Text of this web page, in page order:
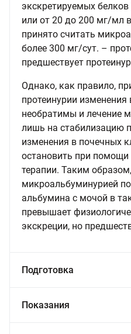
экскретируемых
или от 20 до 200 мг/мл
принято считать
более 300 мг/сут. –
предшествует
Однако, как правило,
протеинурии изменения
необратимы и лечение
лишь на стабилизацию
изменения в почечных
остановить при
терапии. Таким
микроальбуминурией
альбумина с мочой в
превышает
экскреции, но
Подготовка
Показания